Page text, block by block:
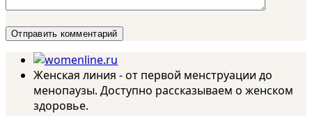
Женская линия - от первой менструации до
менопаузы. Доступно рассказываем о женском
здоровье.